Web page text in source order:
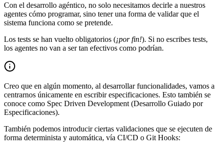
Con el desarrollo agéntico, no solo necesitamos decirle a nuestros
agentes cómo programar, sino tener una forma de validar que el
sistema funciona como se pretende.
Los tests se han vuelto obligatorios (¡por fin!). Si no escribes tests,
los agentes no van a ser tan efectivos como podrían.
Creo que en algún momento, al desarrollar funcionalidades, vamos a
centrarnos únicamente en escribir especificaciones. Esto también se
conoce como Spec Driven Development (Desarrollo Guiado por
Especificaciones).
También podemos introducir ciertas validaciones que se ejecuten de
forma determinista y automática, vía CI/CD o Git Hooks: